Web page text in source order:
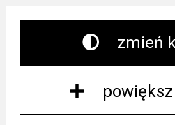
zmień